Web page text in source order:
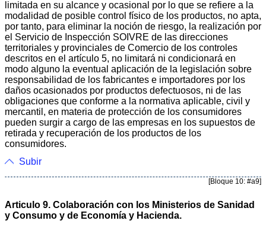
limitada en su alcance y ocasional por lo que se refiere a la
modalidad de posible control físico de los productos, no apta,
por tanto, para eliminar la noción de riesgo, la realización por
el Servicio de Inspección SOIVRE de las direcciones
territoriales y provinciales de Comercio de los controles
descritos en el artículo 5, no limitará ni condicionará en
modo alguno la eventual aplicación de la legislación sobre
responsabilidad de los fabricantes e importadores por los
daños ocasionados por productos defectuosos, ni de las
obligaciones que conforme a la normativa aplicable, civil y
mercantil, en materia de protección de los consumidores
pueden surgir a cargo de las empresas en los supuestos de
retirada y recuperación de los productos de los
consumidores.
Subir
[Bloque 10: #a9]
Articulo 9. Colaboración con los Ministerios de Sanidad
y Consumo y de Economía y Hacienda.